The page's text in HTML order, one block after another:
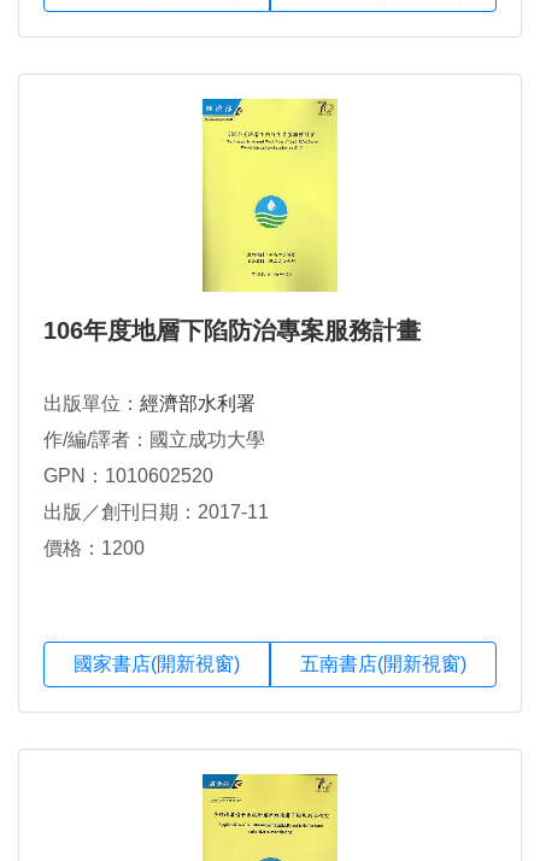
106年度地層下陷防治專案服務計畫
出版單位： 經濟部水利署
作/編/譯者：國立成功大學
GPN：1010602520
出版／創刊日期：2017-11
價格：1200
國家書店(開新視窗) 五南書店(開新視窗)